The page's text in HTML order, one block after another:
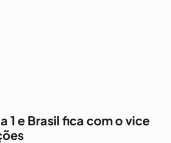
1 e Brasil fica com o vice